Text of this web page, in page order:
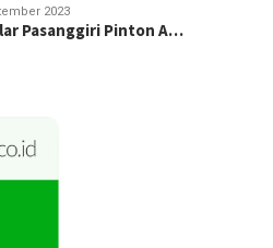
2023
Pasanggiri Pinton A…